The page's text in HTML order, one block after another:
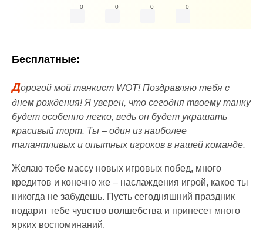
0 0 0 0
Бесплатные:
Дорогой мой танкист WOT! Поздравляю тебя с
днем рождения! Я уверен, что сегодня твоему танку
будет особенно легко, ведь он будет украшать
красивый торт. Ты – один из наиболее
талантливых и опытных игроков в нашей команде.
Желаю тебе массу новых игровых побед, много
кредитов и конечно же – наслаждения игрой, какое ты
никогда не забудешь. Пусть сегодняшний праздник
подарит тебе чувство волшебства и принесет много
ярких воспоминаний.